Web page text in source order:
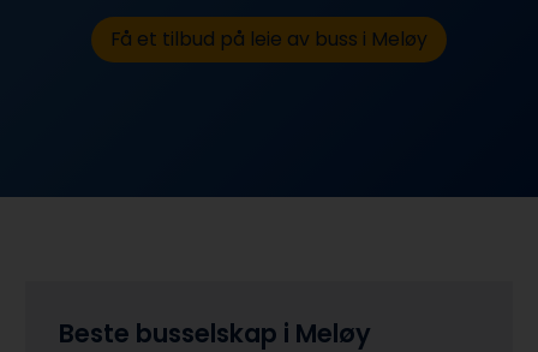
Få et tilbud på leie av buss i Meløy
Beste busselskap i Meløy